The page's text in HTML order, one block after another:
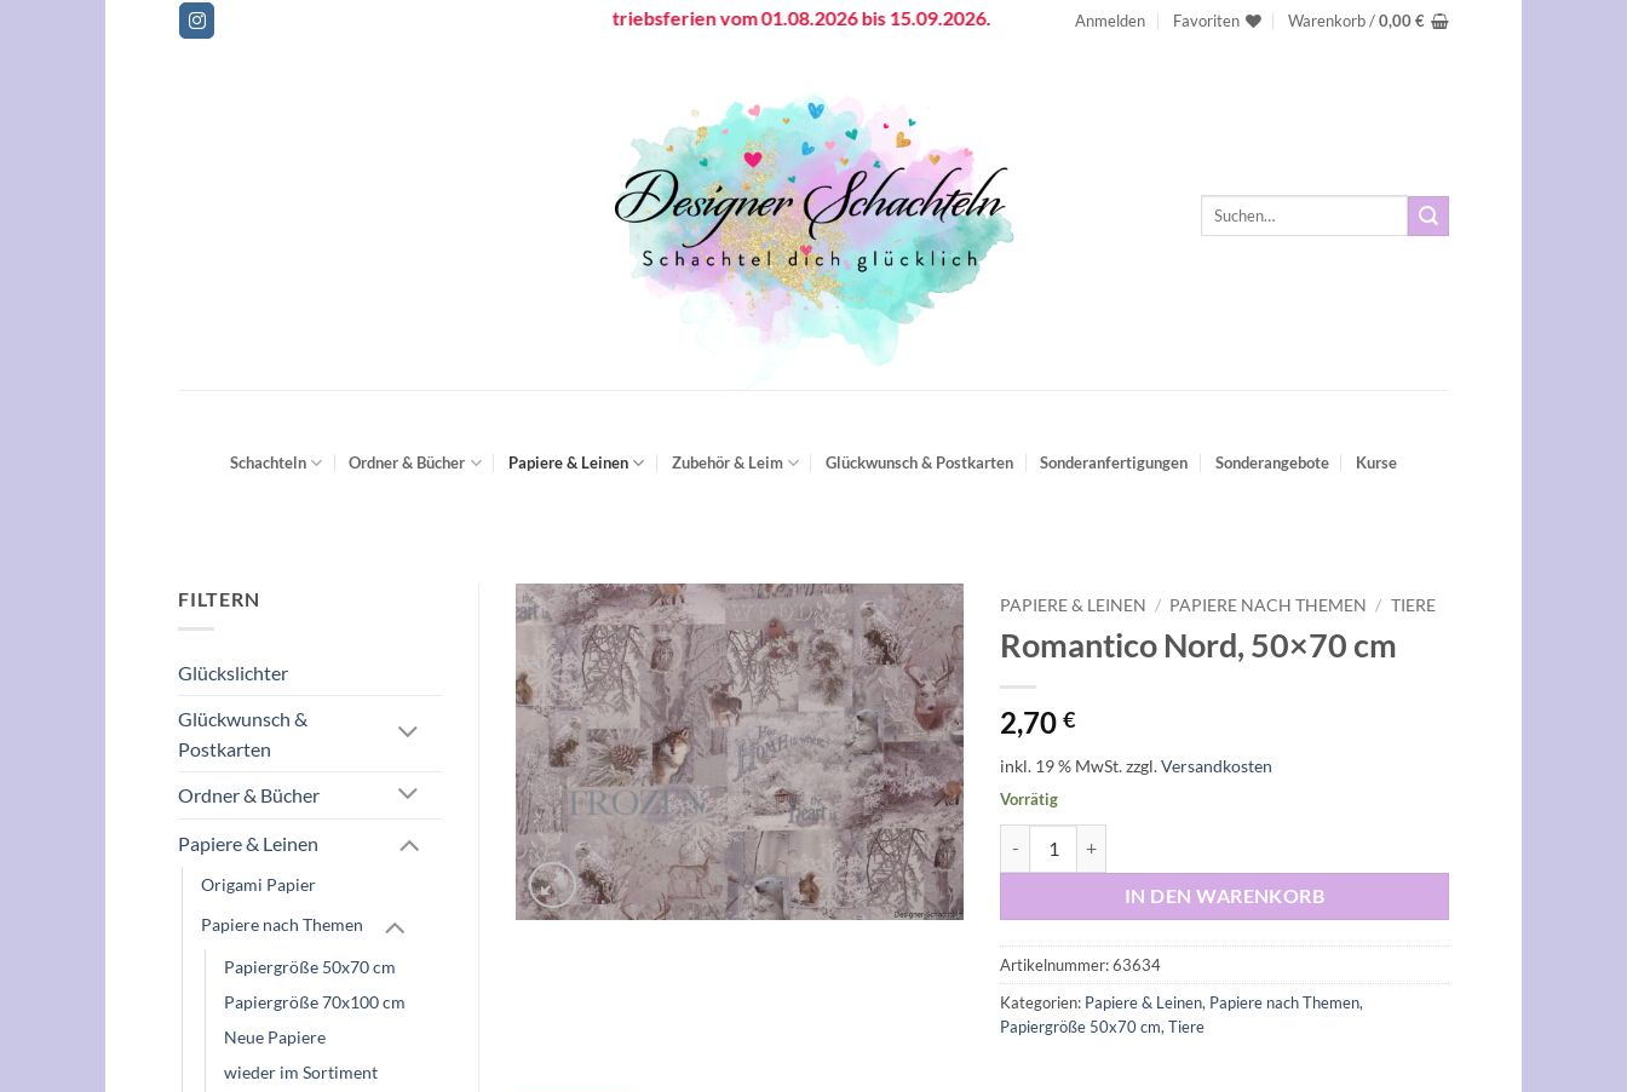
Betriebsferien vom 01.08.2026 bis 15.09.2026. Anmelden Favoriten Warenkorb /0,00€
Suchen
Schachteln Ordner & Bücher Papiere & Leinen Zubehör & Leim Glückwunsch & Postkarten Sonderanfertigungen Sonderangebote Kurse
FILTERN
Glückslichter
Glückwunsch &
Postkarten
Ordner & Bücher
Papiere & Leinen
Origami Papier
Papiere nach Themen
Papiergröße 50x70 cm
Papiergröße 70x100 cm
Neue Papiere
wieder im Sortiment
Auf die
Wunschliste
PAPIERE & LEINEN / PAPIERE NACH THEMEN / TIERE
Romantico Nord, 50×70 cm
2,70€
inkl. 19 % MwSt.zzgl.Versandkosten
Vorrätig
IN DEN WARENKORB
Artikelnummer:63634
Kategorien: Papiere & Leinen, Papiere nach Themen,
Papiergröße 50x70 cm,Tiere